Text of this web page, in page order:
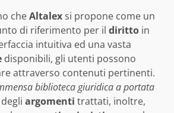
cheAltalexsi propone come un
di riferimento per il diritto in
intuitiva ed una vasta
disponibili, gli utenti possono
attraverso contenuti pertinenti.
biblioteca giuridica a portata
argomenti trattati, inoltre,